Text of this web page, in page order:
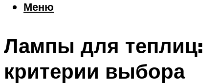
Меню
Лампы для теплиц:
критерии выбора